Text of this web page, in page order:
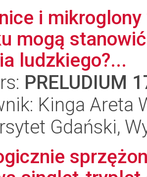
i
mogą
ludzkiego?...
PRELUDIUM
Kinga Areta
Gdański,